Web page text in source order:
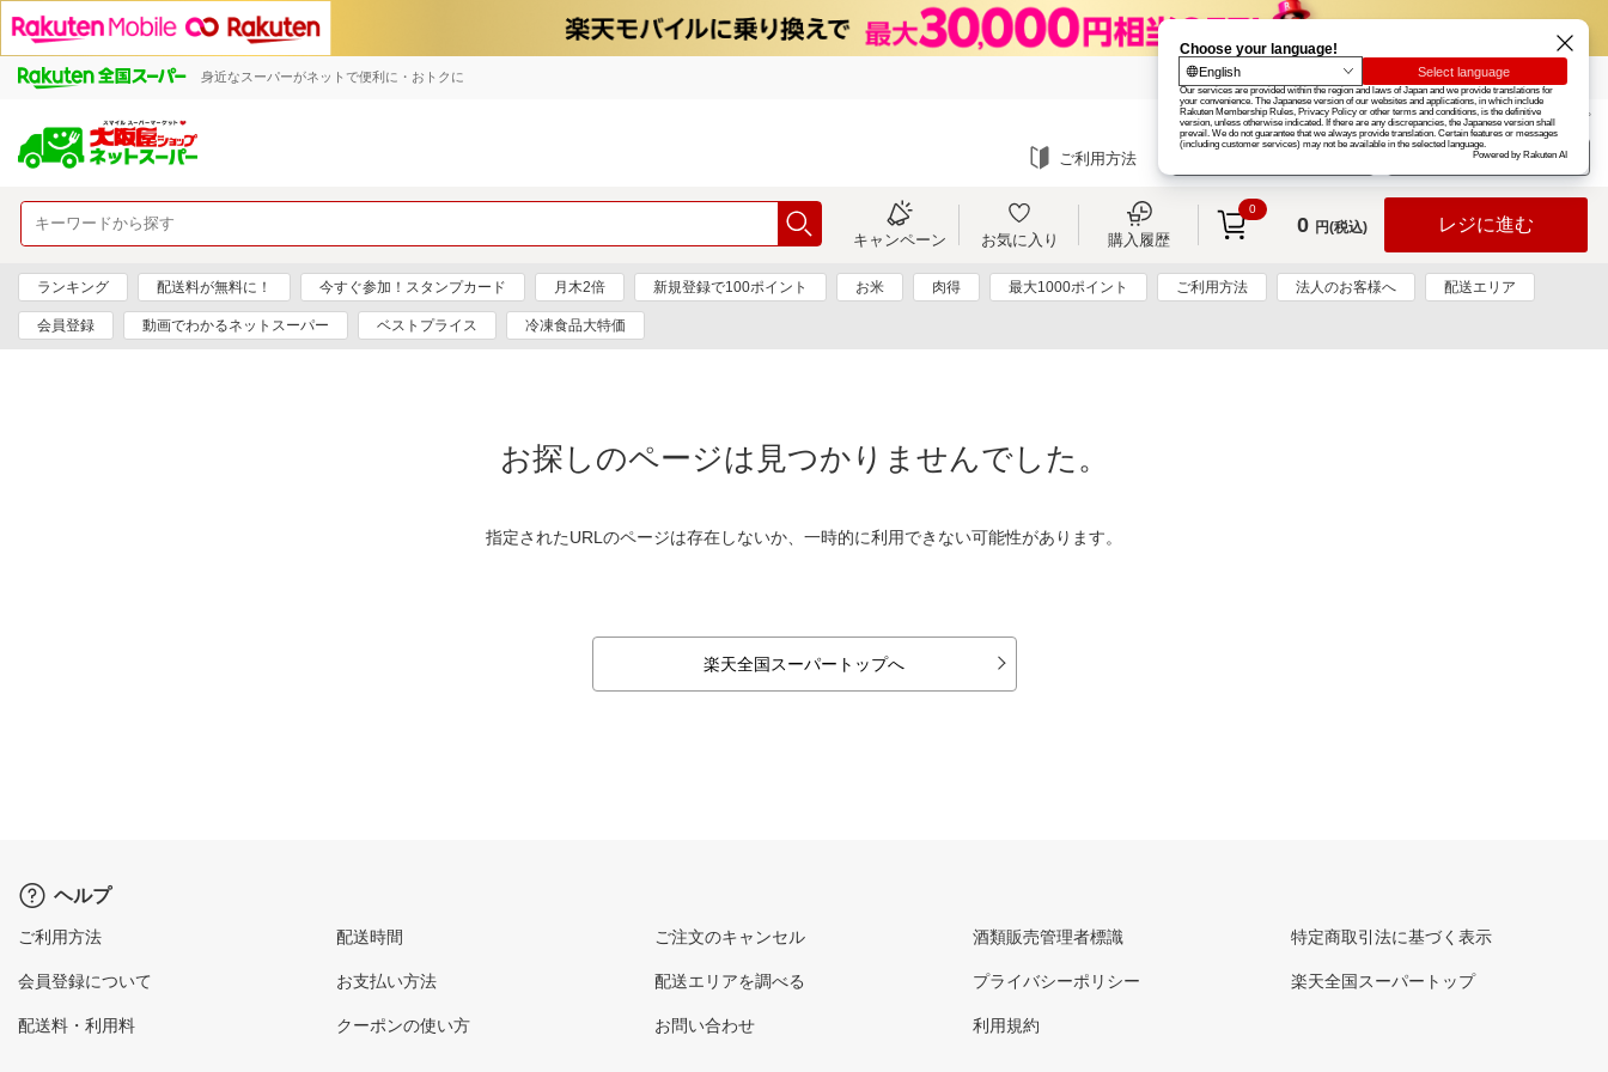
身近なスーパーがネットで便利に・おトクに 楽天グループ カード
お知らせ ヘルプ
ご利用方法 ログイン
キャンペーン お気に入り 購入履歴
0
0 円(税込) レジに進む
ランキング 配送料が無料に！ 今すぐ参加！スタンプカード 月木2倍 新規登録で100ポイント お米 肉得 最大1000ポイント ご利用方法 法人のお客様へ 配送エリア
会員登録 動画でわかるネットスーパー ベストプライス 冷凍食品大特価
お探しのページは見つかりませんでした。
指定されたURLのページは存在しないか、一時的に利用できない可能性があります。
楽天全国スーパートップへ
ヘルプ
ご利用方法
会員登録について
配送料・利用料
配送時間
お支払い方法
クーポンの使い方
ご注文のキャンセル
配送エリアを調べる
お問い合わせ
酒類販売管理者標識
プライバシーポリシー
利用規約
特定商取引法に基づく表示
楽天全国スーパートップ